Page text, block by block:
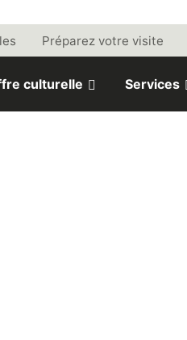
Préparez votre visite
culturelle Services